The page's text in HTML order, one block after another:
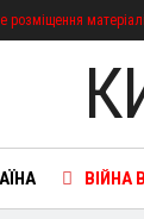
розміщення
ВІЙНА